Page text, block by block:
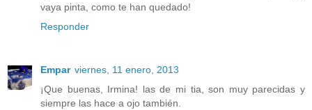
vaya pinta, como te han quedado!
Responder
Empar viernes, 11 enero, 2013
¡Que buenas, Irmina! las de mi tia, son muy parecidas y
siempre las hace a ojo también.